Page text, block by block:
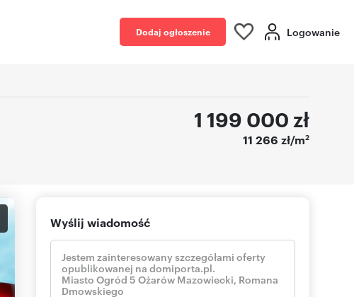
Dodaj ogłoszenie Logowanie
1 199 000 zł
11 266 zł/m2
Wyślij wiadomość